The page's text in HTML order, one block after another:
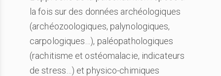
la fois sur des données archéologiques
(archéozoologiques, palynologiques,
carpologiques…), paléopathologiques
(rachitisme et ostéomalacie, indicateurs
de stress…) et physico-chimiques